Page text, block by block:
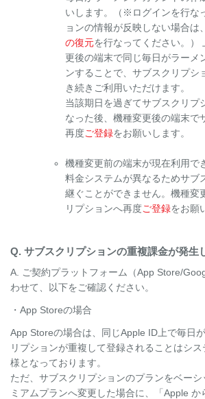
いします。（※ログインを行な
ョンの情報が反映しない場合は、
の復元を行なってください。）
更後の端末で同じ毎日がラーメ
ンすることで、サブスクリプシ
き続きご利用いただけます。
当該期日を過ぎてサブスクリプ
なった後、機種変更後の端末で
再度ご登録をお願いします。
機種変更前の端末が現在利用で
料金システムが異なるためサブ
継ぐことができません。機種変
リプションへ再度ご登録をお願
Q. サブスクリプションの重複課金が発生
A. ご契約プラットフォーム（App Store/
わせて、以下をご確認ください。
・App Storeの場合
App Storeの場合は、同じApple ID上で毎日
リプションが重複して登録されることはシ
様となっております。
ただ、サブスクリプションのプランをベー
ミアムプランへ変更した場合に、「Apple か